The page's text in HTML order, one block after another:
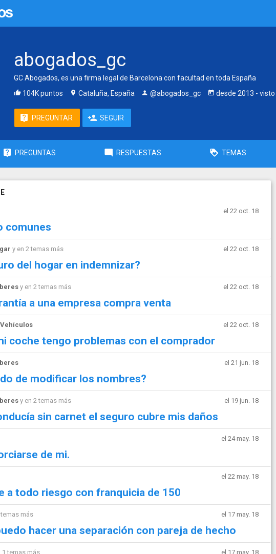
abogados_gc
GC Abogados, es una firma legal de Barcelona con facultad en toda España
104K puntos
Cataluña, España @abogados_gc desde 2013 - visto
PREGUNTAR SEGUIR
PREGUNTAS RESPUESTAS TEMAS
el 22 oct. 18
comunes
y en 2 temas más el 22 oct. 18
del hogar en indemnizar?
y en 2 temas más el 22 oct. 18
a una empresa compra venta
el 22 oct. 18
coche tengo problemas con el comprador
el 21 jun. 18
de modificar los nombres?
y en 2 temas más el 19 jun. 18
sin carnet el seguro cubre mis daños
el 24 may. 18
de mi.
el 22 may. 18
a todo riesgo con franquicia de 150
temas más el 17 may. 18
hacer una separación con pareja de hecho
1 temas más el 17 may. 18